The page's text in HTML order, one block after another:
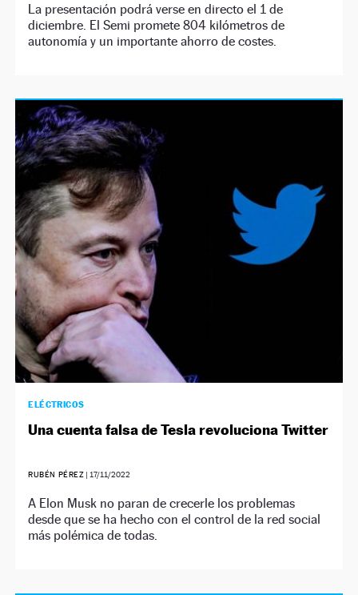
La presentación podrá verse en directo el 1 de
diciembre. El Semi promete 804 kilómetros de
autonomía y un importante ahorro de costes.
ELÉCTRICOS
Una cuenta falsa de Tesla revoluciona Twitter
RUBÉN PÉREZ |17/11/2022
A Elon Musk no paran de crecerle los problemas
desde que se ha hecho con el control de la red social
más polémica de todas.